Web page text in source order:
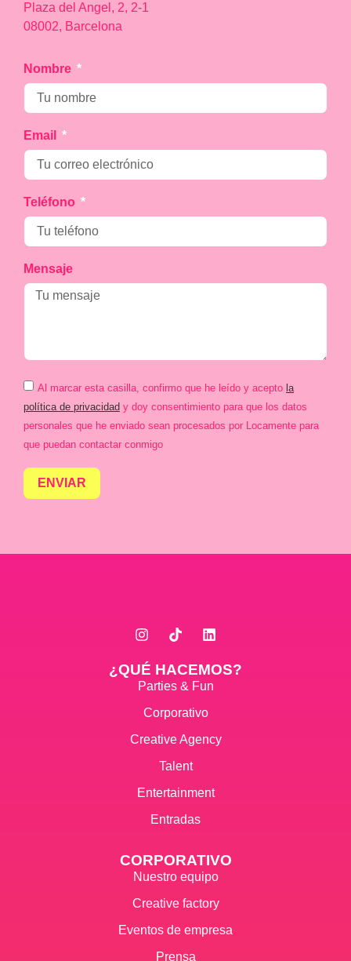
Plaza del Angel, 2, 2-1
08002, Barcelona
Nombre
Email
Teléfono
Mensaje
Al marcar esta casilla, confirmo que he leído y acepto la
política de privacidad y doy consentimiento para que los datos
personales que he enviado sean procesados por Locamente para
que puedan contactar conmigo
ENVIAR
¿QUÉ HACEMOS?
Parties & Fun
Corporativo
Creative Agency
Talent
Entertainment
Entradas
CORPORATIVO
Nuestro equipo
Creative factory
Eventos de empresa
Prensa